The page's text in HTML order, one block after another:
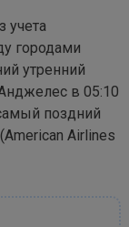
учета
городами
утренний
в 05:10
поздний
Airlines